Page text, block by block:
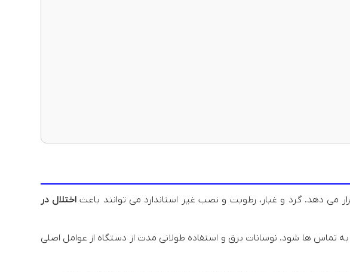
دهد. گرد و غبار، رطوبت و نصب غیر استاندارد می توانند باعثاختلال در
تماس ها شود. نوسانات برق و استفاده طولانی مدت از دستگاه از عوامل اصلی